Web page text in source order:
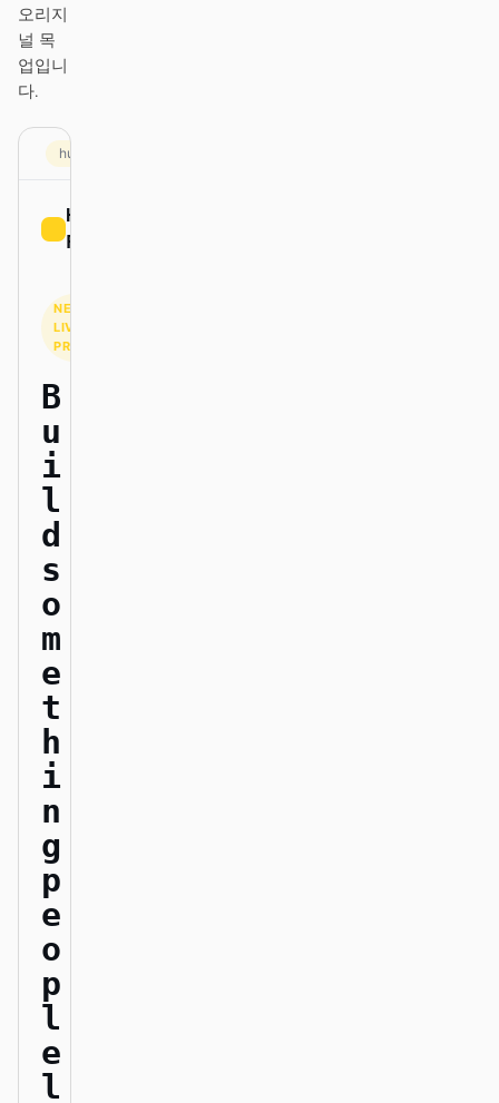
AI 프로토타입 생성기
디자인에서 코드로
템플릿
다운로드
모더레이터
Discord
X
오리지
널 목
업입니
다.
huggingface.com
Hugging
Face
NEW ·
LIVE
PREVIEW
B
u
i
l
d
s
o
m
e
t
h
i
n
g
p
e
o
p
l
e
l